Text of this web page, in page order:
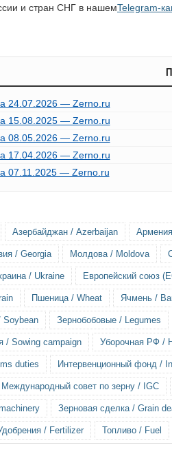
и стран СНГ в нашемTelegram-
24.07.2026 — Zerno.ru
15.08.2025 — Zerno.ru
08.05.2026 — Zerno.ru
17.04.2026 — Zerno.ru
07.11.2025 — Zerno.ru
Азербайджан / Azerbaijan
/ Georgia Молдова / Moldova
/ Ukraine Европейский союз
Пшеница / Wheat Ячмень /
Soybean Зернобобовые / Legumes
/ Sowing campaign Уборочная РФ /
duties Интервенционный фонд /
Международный совет по зерну / IGC
Зерновая сделка / Grain
/ Fertilizer Топливо / Fuel